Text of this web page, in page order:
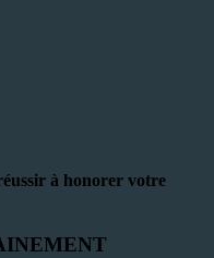
à honorer votre